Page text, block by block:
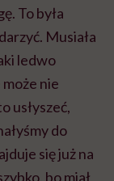
To była
Musiała
ledwo
nie
usłyszeć,
do
się już na
bo miał